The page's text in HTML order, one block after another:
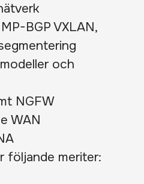
BGP VXLAN,
och
NGFW
WAN
följande meriter: